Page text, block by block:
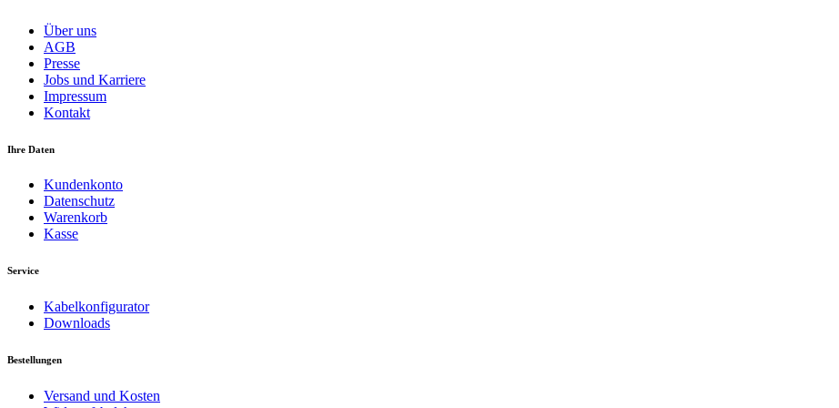
Über uns
AGB
Presse
Jobs und Karriere
Impressum
Kontakt
Ihre Daten
Kundenkonto
Datenschutz
Warenkorb
Kasse
Service
Kabelkonfigurator
Downloads
Bestellungen
Versand und Kosten